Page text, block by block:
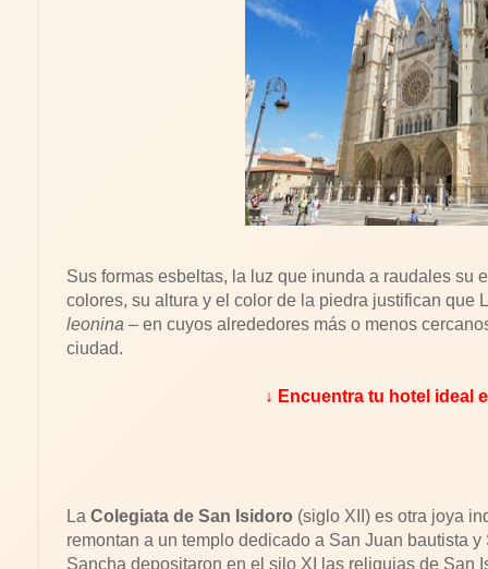
Sus formas esbeltas, la luz que inunda a raudales su
colores, su altura y el color de la piedra justifican que
leonina – en cuyos alrededores más o menos
ciudad.
↓ Encuentra tu hotel ideal
La Colegiata de San Isidoro (siglo XII) es otra joya
remontan a un templo dedicado a San Juan bautista
Sancha depositaron en el silo XI las reliquias de San